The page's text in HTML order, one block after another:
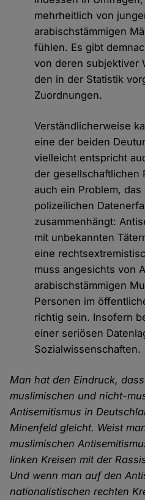
mehrheitlich von
arabischstämmigen
fühlen. Es gibt
von deren subjektiver
den in der Statistik
Zuordnungen.
Verständlicherweise
eine der beiden
vielleicht entspricht
der gesellschaftlichen
auch ein Problem, das
polizeilichen
zusammenhängt:
mit unbekannten
eine
muss angesichts von
arabischstämmigen
Personen im
richtig sein. Insofern
einer seriösen
Sozialwissenschaften.
Man hat den Eindruck,
muslimischen und nicht-
Antisemitismus in
Minenfeld gleicht. Weist
muslimischen
linken Kreisen mit der
Und wenn man auf den
nationalistischen rechten